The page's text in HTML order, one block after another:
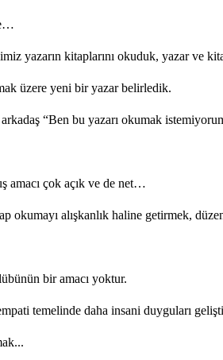
yazarın kitaplarını okuduk, yazar ve
üzere yeni bir yazar belirledik.
“Ben bu yazarı okumak
amacı çok açık ve de net…
okumayı alışkanlık haline getirmek,
bir amacı yoktur.
temelinde daha insani duyguları